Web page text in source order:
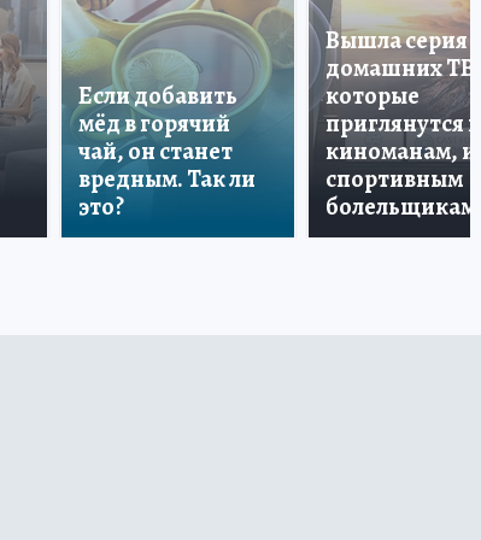
Если добавить
мёд в горячий
чай, он станет
вредным. Так ли
это?
Вышла серия
домашних ТВ,
которые
приглянутся и
киноманам, и
спортивным
болельщикам